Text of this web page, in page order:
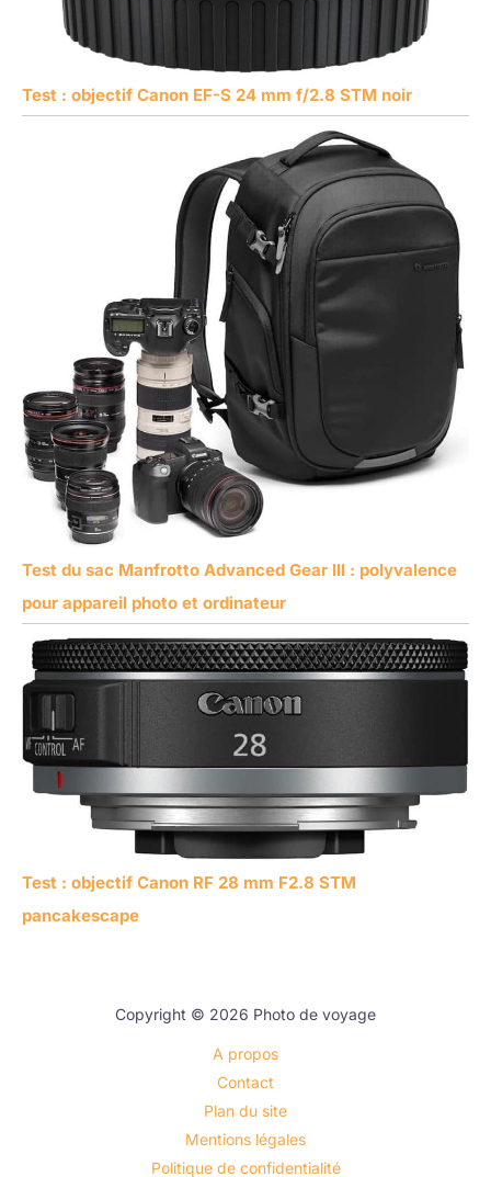
Test : objectif Canon EF-S 24 mm f/2.8 STM noir
Test du sac Manfrotto Advanced Gear III : polyvalence
pour appareil photo et ordinateur
Test : objectif Canon RF 28 mm F2.8 STM
pancakescape
Copyright © 2026 Photo de voyage
A propos
Contact
Plan du site
Mentions légales
Politique de confidentialité